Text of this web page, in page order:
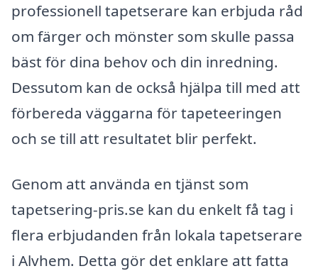
professionell tapetserare kan erbjuda råd
om färger och mönster som skulle passa
bäst för dina behov och din inredning.
Dessutom kan de också hjälpa till med att
förbereda väggarna för tapeteeringen
och se till att resultatet blir perfekt.
Genom att använda en tjänst som
tapetsering-pris.se kan du enkelt få tag i
flera erbjudanden från lokala tapetserare
i Alvhem. Detta gör det enklare att fatta